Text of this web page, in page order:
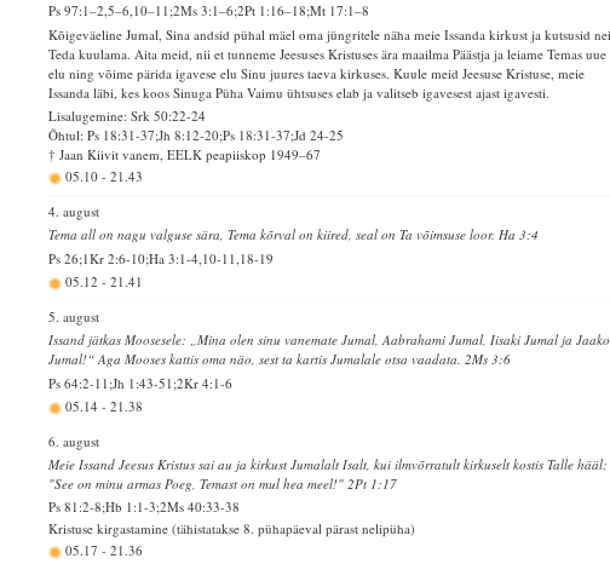
Ps 97:1–2,5–6,10–11;2Ms 3:1–6;2Pt 1:16–18;Mt 17:1–8
Kõigeväeline Jumal, Sina andsid pühal mäel oma jüngritele näha meie Issanda kirkust ja kutsusid
Teda kuulama. Aita meid, nii et tunneme Jeesuses Kristuses ära maailma Päästja ja leiame Temas uue
elu ning võime pärida igavese elu Sinu juures taeva kirkuses. Kuule meid Jeesuse Kristuse, meie
Issanda läbi, kes koos Sinuga Püha Vaimu ühtsuses elab ja valitseb igavesest ajast igavesti.
Lisalugemine: Srk 50:22-24
Õhtul: Ps 18:31-37;Jh 8:12-20;Ps 18:31-37;Jd 24-25
† Jaan Kiivit vanem, EELK peapiiskop 1949–67
05.10-21.43
4. august
Tema all on nagu valguse sära, Tema kõrval on kiired, seal on Ta võimsuse loor. Ha 3:4
Ps 26;1Kr 2:6-10;Ha 3:1-4,10-11,18-19
05.12-21.41
5. august
Issand jätkas Moosesele: „Mina olen sinu vanemate Jumal, Aabrahami Jumal, Iisaki Jumal ja
Jumal!“ Aga Mooses kattis oma näo, sest ta kartis Jumalale otsa vaadata. 2Ms 3:6
Ps 64:2-11;Jh 1:43-51;2Kr 4:1-6
05.14-21.38
6. august
Meie Issand Jeesus Kristus sai au ja kirkust Jumalalt Isalt, kui ilmvõrratult kirkuselt kostis Talle hääl:
"See on minu armas Poeg, Temast on mul hea meel!" 2Pt 1:17
Ps 81:2-8;Hb 1:1-3;2Ms 40:33-38
Kristuse kirgastamine (tähistatakse 8. pühapäeval pärast nelipüha)
05.17-21.36